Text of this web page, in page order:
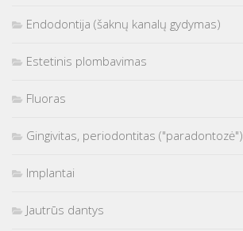
Endodontija (šaknų kanalų gydymas)
Estetinis plombavimas
Fluoras
Gingivitas, periodontitas ("paradontozė")
Implantai
Jautrūs dantys